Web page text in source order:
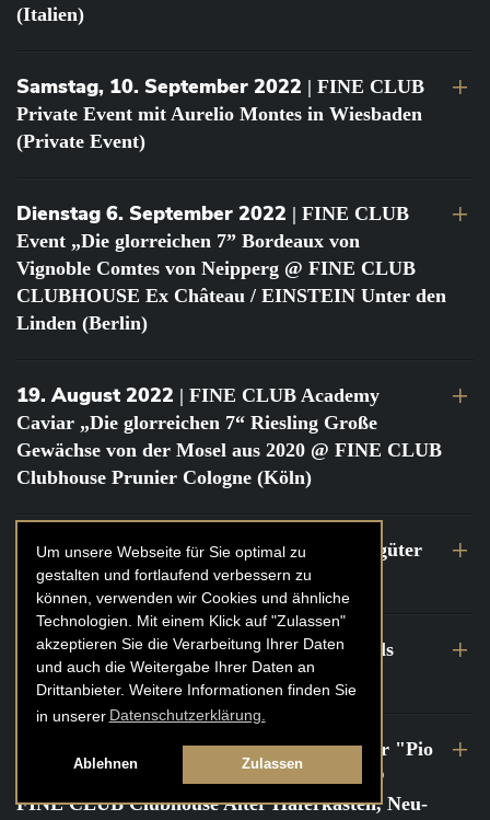
Um unsere Webseite für Sie optimal zu
gestalten und fortlaufend verbessern zu
können, verwenden wir Cookies und ähnliche
Technologien. Mit einem Klick auf "Zulassen"
akzeptieren Sie die Verarbeitung Ihrer Daten
und auch die Weitergabe Ihrer Daten an
Drittanbieter. Weitere Informationen finden Sie
in unserer Datenschutzerklärung.
Ablehnen Zulassen
(Italien)
Samstag, 10. September 2022 | FINE CLUB
Private Event mit Aurelio Montes in Wiesbaden
(Private Event)
Dienstag 6. September 2022 | FINE CLUB
Event „Die glorreichen 7” Bordeaux von
Vignoble Comtes von Neipperg @ FINE CLUB
CLUBHOUSE Ex Château / EINSTEIN Unter den
Linden (Berlin)
19. August 2022 | FINE CLUB Academy
Caviar „Die glorreichen 7“ Riesling Große
Gewächse von der Mosel aus 2020 @ FINE CLUB
Clubhouse Prunier Cologne (Köln)
29. Juli 2022| Weinbergwanderung Weingüter
Geheimrat J. Wegeler
26. bis 27. Juli 2022| FINE CLUB Travels
Frankreich Champagne Kurztrip
| FINE CLUB Private Dinner "Pio
Cesare" mit Tochter Frederica Pio Boffa @
FINE CLUB Clubhouse Alter Haferkasten, Neu-